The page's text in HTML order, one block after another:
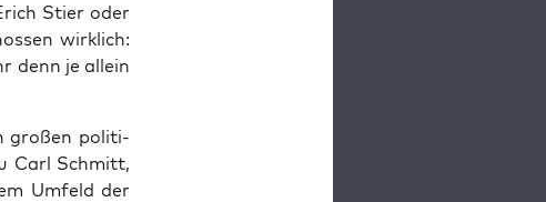
Stier oder
wirk­lich:
denn je allein
gro­ßen poli­ti­
Carl Schmitt,
Umfeld der